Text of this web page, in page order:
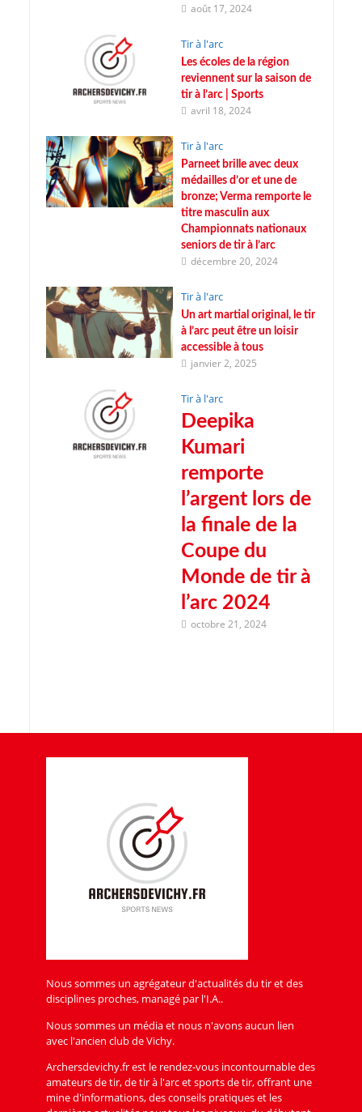
août 17, 2024
Tir à l'arc
Les écoles de la région
reviennent sur la saison de
tir à l’arc | Sports
avril 18, 2024
Tir à l'arc
Parneet brille avec deux
médailles d’or et une de
bronze; Verma remporte le
titre masculin aux
Championnats nationaux
seniors de tir à l’arc
décembre 20, 2024
Tir à l'arc
Un art martial original, le tir
à l’arc peut être un loisir
accessible à tous
janvier 2, 2025
Tir à l'arc
Deepika
Kumari
remporte
l’argent lors de
la finale de la
Coupe du
Monde de tir à
l’arc 2024
octobre 21, 2024
Nous sommes un agrégateur d'actualités du tir et des
disciplines proches, managé par l'I.A..
Nous sommes un média et nous n'avons aucun lien
avec l'ancien club de Vichy.
Archersdevichy.fr est le rendez-vous incontournable des
amateurs de tir, de tir à l'arc et sports de tir, offrant une
mine d'informations, des conseils pratiques et les